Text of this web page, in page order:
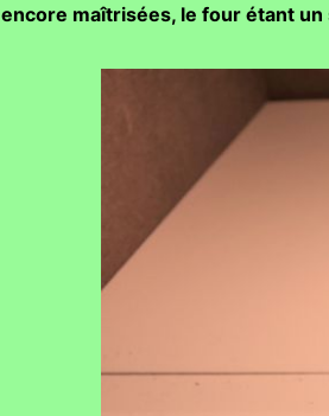
encore maîtrisées, le four étant